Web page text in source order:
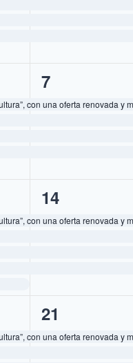
con una oferta renovada y
4
eventos,
7
con una oferta renovada y
4
eventos,
14
con una oferta renovada y
4
eventos,
21